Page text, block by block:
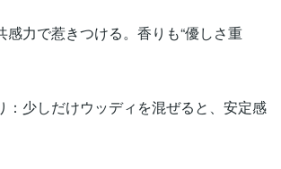
感力で惹きつける。香りも“優しさ重
：少しだけウッディを混ぜると、安定感